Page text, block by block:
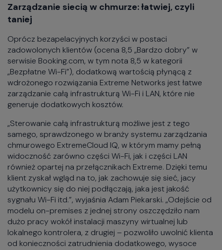
Zarządzanie siecią w chmurze: łatwiej, czyli
taniej
Oprócz bezapelacyjnych korzyści w postaci
zadowolonych klientów (ocena 8,5 „Bardzo dobry” w
serwisie Booking.com, w tym nota 8,5 w kategorii
„Bezpłatne Wi-Fi”), dodatkową wartością płynącą z
wdrożonego rozwiązania Extreme Networks jest łatwe
zarządzanie całą infrastrukturą Wi-Fi i LAN, które nie
generuje dodatkowych kosztów.
„Sterowanie całą infrastrukturą możliwe jest z tego
samego, sprawdzonego w branży systemu zarządzania
chmurowego ExtremeCloud IQ, w którym mamy pełną
widoczność zarówno części Wi-Fi, jak i części LAN
również opartej na przełącznikach Extreme. Dzięki temu
klient zyskał wgląd na to, jak zachowuje się sieć, jacy
użytkownicy się do niej podłączają, jaka jest jakość
sygnału Wi-Fi itd.”, wyjaśnia Adam Piekarski. „Odejście od
modelu on-premises z jednej strony oszczędziło nam
dużo pracy wokół instalacji maszyny wirtualnej lub
lokalnego kontrolera, z drugiej – pozwoliło uwolnić klienta
od konieczności zatrudnienia dodatkowego, wysoce